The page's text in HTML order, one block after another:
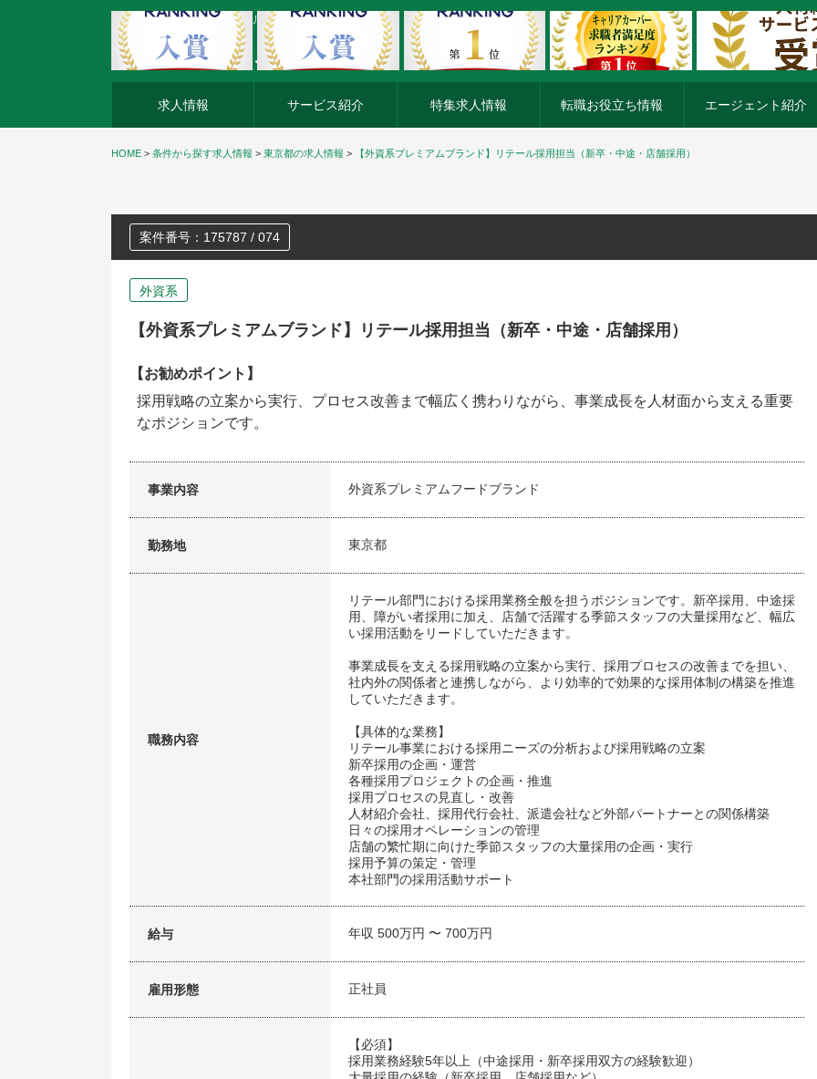
外資系企業の転職・キャリア転職ならアージスジャパン
求人情報 サービス紹介 特集求人情報 転職お役立ち情報 エージェント紹介
HOME > 条件から探す求人情報 > 東京都の求人情報 > 【外資系プレミアムブランド】リテール採用担当（新卒・中途・店舗採用）
案件番号：175787 / 074
外資系
【外資系プレミアムブランド】リテール採用担当（新卒・中途・店舗採用）
【お勧めポイント】
採用戦略の立案から実行、プロセス改善まで幅広く携わりながら、事業成長を人材面から支える重要
なポジションです。
事業内容 外資系プレミアムフードブランド
勤務地 東京都
職務内容
リテール部門における採用業務全般を担うポジションです。新卒採用、中途採
用、障がい者採用に加え、店舗で活躍する季節スタッフの大量採用など、幅広
い採用活動をリードしていただきます。
事業成長を支える採用戦略の立案から実行、採用プロセスの改善までを担い、
社内外の関係者と連携しながら、より効率的で効果的な採用体制の構築を推進
していただきます。
【具体的な業務】
リテール事業における採用ニーズの分析および採用戦略の立案
新卒採用の企画・運営
各種採用プロジェクトの企画・推進
採用プロセスの見直し・改善
人材紹介会社、採用代行会社、派遣会社など外部パートナーとの関係構築
日々の採用オペレーションの管理
店舗の繁忙期に向けた季節スタッフの大量採用の企画・実行
採用予算の策定・管理
本社部門の採用活動サポート
給与 年収 500万円 〜 700万円
雇用形態 正社員
【必須】
採用業務経験5年以上（中途採用・新卒採用双方の経験歓迎）